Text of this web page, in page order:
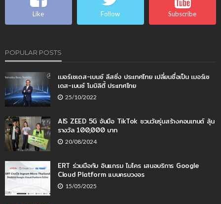
Like Follow Subscribe
POPULAR POSTS
เมอร์เซเดส-เบนซ์ ลีสซิ่ง ประเทศไทย เปลี่ยนชื่อเป็น เมอร์เซ
เดส-เบนซ์ โมบิลิตี้ ประเทศไทย
25/10/2022
AIS ZEED 5G จับมือ TikTok ชวนวัยรุ่นสร้างคอนเทนต์ ลุ้น
รางวัล 100,000 บาท
20/08/2024
ERT ร่วมมือกับ อินแกรม ไมโคร เสนอบริการ Google
Cloud Platform แบบครบวงจร
15/05/2025